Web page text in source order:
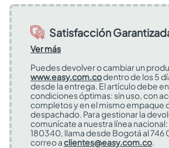
Satisfacción
Ver más
Puedes devolver o cambiar un
www.easy.com.codentro de los 5
desde la entrega. El artículo debe
condiciones óptimas: sin uso, con
completos y en el mismo empaque
despachado. Para gestionar la
comunícate a nuestra línea
180340, llama desde Bogotá al 746
correo aclientes@easy.com.co.